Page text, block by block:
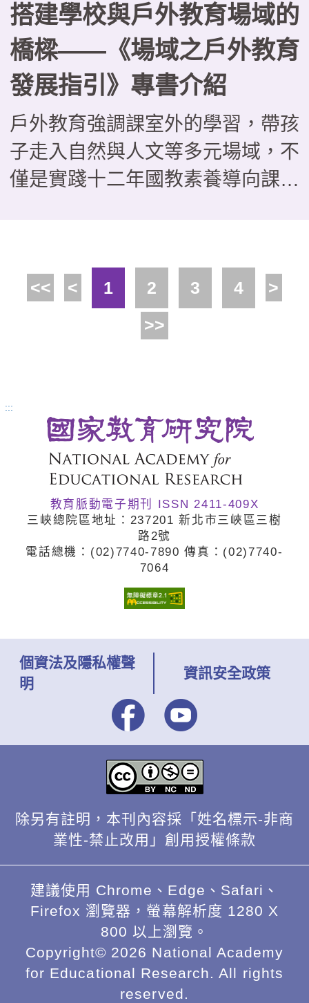
搭建學校與戶外教育場域的
橋樑——《場域之戶外教育
發展指引》專書介紹
戶外教育強調課室外的學習，帶孩
子走入自然與人文等多元場域，不
僅是實踐十二年國教素養導向課程
年來，不少場域也積極發展戶外教
育課程，並主動與學校合作，這本
由教育部國民及學前教育署委託國
家教育研究院戶外教育研究室編撰
正是為場域而寫的課程開發手冊。
全書從戶外教育概念的介紹開始，
涵蓋場域如何設計戶外教育課程、
與學校建立合作關係，皆提供明確
操作步驟、關鍵技術與自我檢核
表。書中亦提出四層次服務類型與
三種合作模式，協助場域與學校深
化互動，共同實踐優質的戶外教
<< < 1 2 3 4 >
>>
:::
教育脈動電子期刊 ISSN 2411-409X
三峽總院區地址：237201 新北市三峽區三樹
路2號
電話總機：(02)7740-7890 傳真：(02)7740-
7064
個資法及隱私權聲
明
資訊安全政策
除另有註明，本刊內容採「姓名標示-非商
業性-禁止改用」創用授權條款
建議使用 Chrome、Edge、Safari、
Firefox 瀏覽器，螢幕解析度 1280 X
800 以上瀏覽。
Copyright© 2026 National Academy
for Educational Research. All rights
reserved.